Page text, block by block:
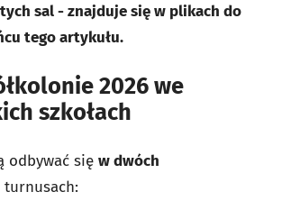
sal - znajduje się w plikach do
tego artykułu.
2026 we
szkołach
odbywać się w dwóch